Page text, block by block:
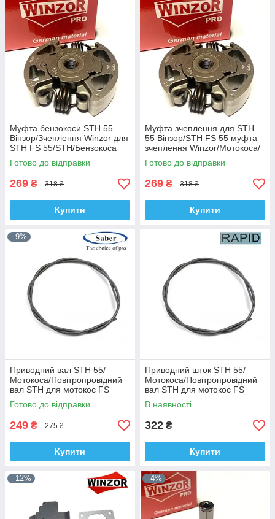
Муфта бензокоси STH 55
Вінзор/Зчеплення Winzor для
STH FS 55/STH/Бензокоса
Готово до відправки
269 ₴ 318 ₴
Купити
Муфта зчеплення для STH
55 Вінзор/STH FS 55 муфта
зчеплення Winzor/Мотокоса/
Вінзор
Готово до відправки
269 ₴ 318 ₴
Купити
–9%
Приводний вал STH 55/
Мотокоса/Повітропровідний
вал STH для мотокос FS
55/Saber
Готово до відправки
249 ₴ 275 ₴
Купити
Приводний шток STH 55/
Мотокоса/Повітропровідний
вал STH для мотокос FS
55/Rapid/Австрія
В наявності
322 ₴
Купити
–12% –4%